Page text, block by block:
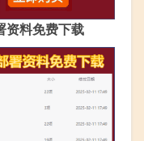
资料免费下载